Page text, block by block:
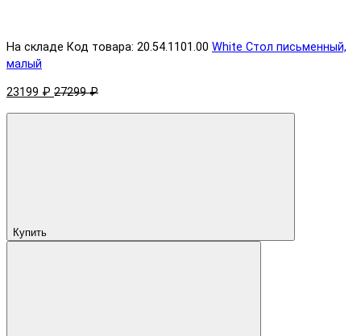
На складе Код товара: 20.54.1101.00 White Стол письменный,
малый
23199 ₽ 27299 ₽
Купить